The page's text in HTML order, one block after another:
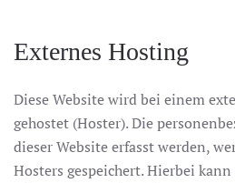
Externes Hosting
Diese Website wird bei einem
gehostet (Hoster). Die
dieser Website erfasst werden,
Hosters gespeichert. Hierbei kann